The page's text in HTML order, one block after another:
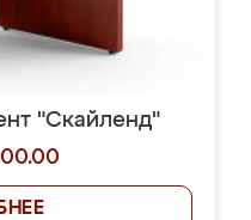
"Скайленд"